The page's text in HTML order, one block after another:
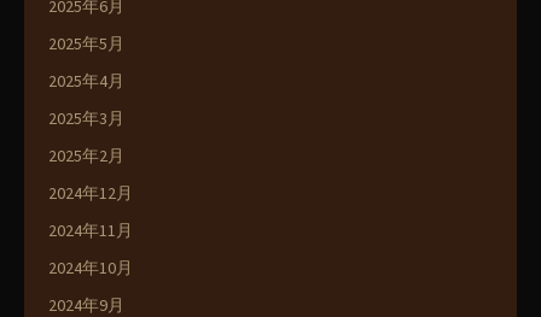
2025年6月
2025年5月
2025年4月
2025年3月
2025年2月
2024年12月
2024年11月
2024年10月
2024年9月